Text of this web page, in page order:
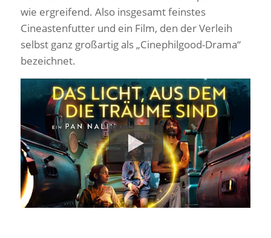
wie ergreifend. Also insgesamt feinstes
Cineastenfutter und ein Film, den der Verleih
selbst ganz großartig als „Cinephilgood-Drama“
bezeichnet.